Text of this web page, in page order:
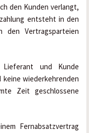
den Kunden verlangt,
entsteht in den
den Vertragsparteien
und Kunde
wiederkehrenden
Zeit geschlossene
Fernabsatzvertrag